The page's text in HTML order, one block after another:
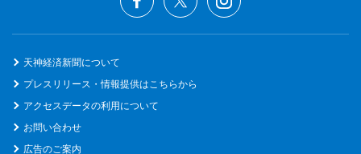
天神経済新聞について
プレスリリース・情報提供はこちらから
アクセスデータの利用について
お問い合わせ
広告のご案内